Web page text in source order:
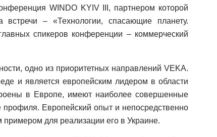
WINDO KYIV III, партнером которой
встречи – «Технологии, спасающие планету.
спикеров конференции – коммерческий
одно из приоритетных направлений VEKA.
и является европейским лидером в области
в Европе, имеют наиболее совершенные
профиля. Европейский опыт и непосредственно
для реализации его в Украине.